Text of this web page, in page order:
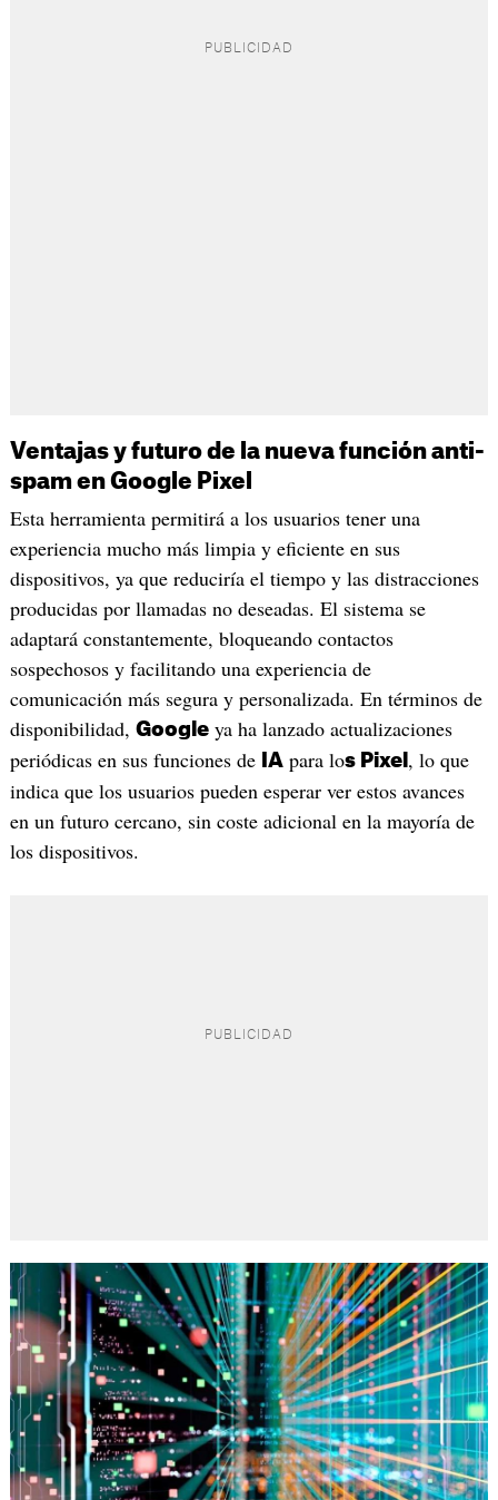
Ventajas y futuro de la nueva función anti-
spam en Google Pixel
Esta herramienta permitirá a los usuarios tener una
experiencia mucho más limpia y eficiente en sus
dispositivos, ya que reduciría el tiempo y las distracciones
producidas por llamadas no deseadas. El sistema se
adaptará constantemente, bloqueando contactos
sospechosos y facilitando una experiencia de
comunicación más segura y personalizada. En términos de
disponibilidad, Googleya ha lanzado actualizaciones
periódicas en sus funciones de
IApara los Pixel , lo que
indica que los usuarios pueden esperar ver estos avances
en un futuro cercano, sin coste adicional en la mayoría de
los dispositivos.